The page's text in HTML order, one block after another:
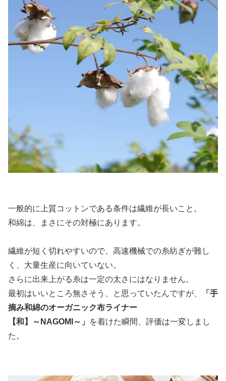
一般的に上質コットンである条件は繊維が長いこと。
和綿は、まさにその対極にあります。
繊維が短く切れやすいので、高速機械での糸紡ぎが難し
く、大量生産に向いていない。
さらに出来上がる糸は一定の太さにはなりません。
最初はいいところ無さそう、と思っていたんですが、
「手
摘み和綿のオーガニック布ライナー
【和】～NAGOMI～」
を着けた瞬間、評価は一変しまし
た。